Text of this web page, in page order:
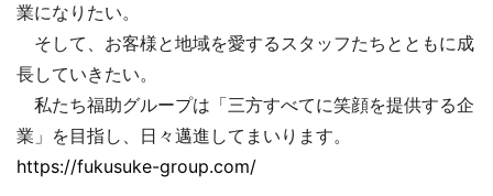
業になりたい。
そして、お客様と地域を愛するスタッフたちとともに成
長していきたい。
私たち福助グループは「三方すべてに笑顔を提供する企
業」を目指し、日々邁進してまいります。
https://fukusuke-group.com/